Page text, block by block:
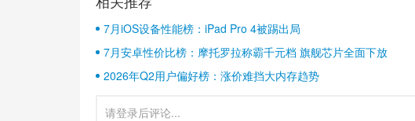
7月iOS设备性能榜：iPad Pro 4被踢出局
7月安卓性价比榜：摩托罗拉称霸千元档 旗舰芯片全面下放
2026年Q2用户偏好榜：涨价难挡大内存趋势